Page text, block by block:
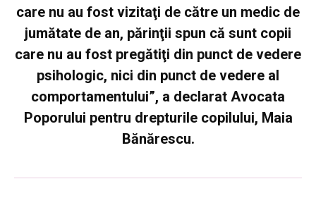
care nu au fost vizitaţi de către un medic de
jumătate de an, părinţii spun că sunt copii
care nu au fost pregătiţi din punct de vedere
psihologic, nici din punct de vedere al
comportamentului”, a declarat Avocata
Poporului pentru drepturile copilului, Maia
Bănărescu.